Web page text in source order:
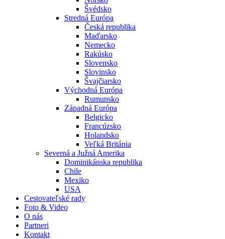
Švédsko
Stredná Európa
Česká republika
Maďarsko
Nemecko
Rakúsko
Slovensko
Slovinsko
Švajčiarsko
Východná Európa
Rumunsko
Západná Európa
Belgicko
Francúzsko
Holandsko
Veľká Británia
Severná a Južná Amerika
Dominikánska republika
Chile
Mexiko
USA
Cestovateľské rady
Foto & Video
O nás
Partneri
Kontakt